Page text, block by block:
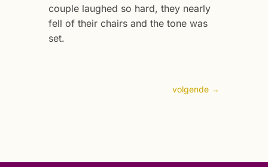
couple laughed so hard, they nearly
fell of their chairs and the tone was
set.
volgende →